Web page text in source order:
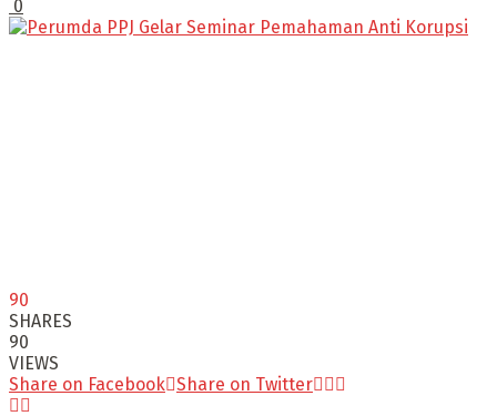
0
90
SHARES
90
VIEWS
Share on Facebook Share on Twitter